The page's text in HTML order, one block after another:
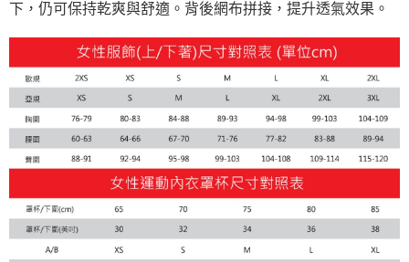
下，仍可保持乾爽與舒適。背後網布拼接，提升透氣效果。